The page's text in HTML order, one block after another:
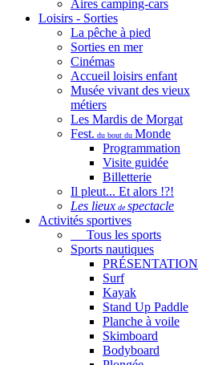
Aires camping-cars
Loisirs - Sorties
La pêche à pied
Sorties en mer
Cinémas
Accueil loisirs enfant
Musée vivant des vieux
métiers
Les Mardis de Morgat
Fest. du bout du Monde
Programmation
Visite guidée
Billetterie
Il pleut... Et alors !?!
Les lieux despectacle
Activités sportives
Tous les sports
Sports nautiques
PRÉSENTATION
Surf
Kayak
Stand Up Paddle
Planche à voile
Skimboard
Bodyboard